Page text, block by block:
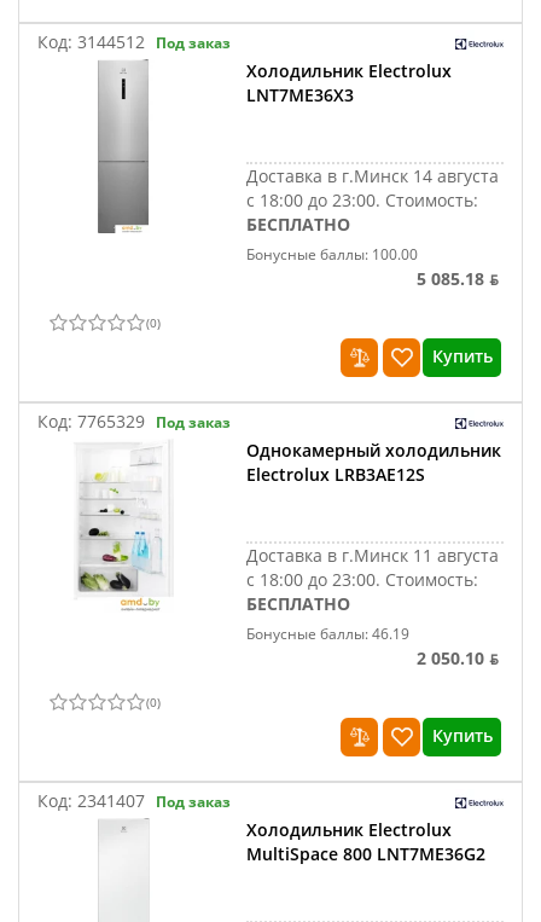
Код: 3144512 Под заказ
Холодильник Electrolux
LNT7ME36X3
Доставка в г.Минск 14 августа
с 18:00 до 23:00. Стоимость:
БЕСПЛАТНО
Бонусные баллы: 100.00
5 085.18 ƃ
(0)
Купить
Код: 7765329 Под заказ
Однокамерный холодильник
Electrolux LRB3AE12S
Доставка в г.Минск 11 августа
с 18:00 до 23:00. Стоимость:
БЕСПЛАТНО
Бонусные баллы: 46.19
2 050.10 ƃ
(0)
Купить
Код: 2341407 Под заказ
Холодильник Electrolux
MultiSpace 800 LNT7ME36G2